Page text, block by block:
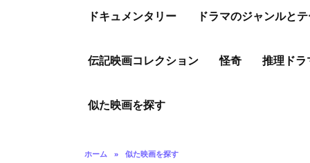
ドキュメンタリー ドラマのジャンルと
伝記映画コレクション 怪奇 推理ドラ
似た映画を探す
ホーム » 似た映画を探す